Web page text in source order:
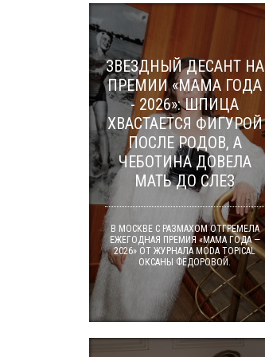
ЗВЕЗДНЫЙ ДЕСАНТ НА
ПРЕМИИ «МАМА ГОДА
- 2026»: ШПИЦА
ХВАСТАЕТСЯ ФИГУРОЙ
ПОСЛЕ РОДОВ, А
ЧЕБОТИНА ДОВЕЛА
МАТЬ ДО СЛЕЗ
В МОСКВЕ С РАЗМАХОМ ОТГРЕМЕЛА
ЕЖЕГОДНАЯ ПРЕМИЯ «МАМА ГОДА —
2026» ОТ ЖУРНАЛА MODA TOPICAL
ОКСАНЫ ФЁДОРОВОЙ.